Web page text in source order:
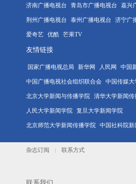
济南广播电视台 青岛市广播电视台 嘉兴
荆州广播电视台 泰州广播电视台 济宁广
爱奇艺 优酷 芒果TV
友情链接
国家广播电视总局 新华网 人民网 中国
中国广播电视社会组织联合会 中国传媒大
北京大学新闻与传播学院 清华大学新闻传
人民大学新闻学院 复旦大学新闻学院
北京师范大学新闻传播学院 中国社科院
杂志订阅 | 联系方式